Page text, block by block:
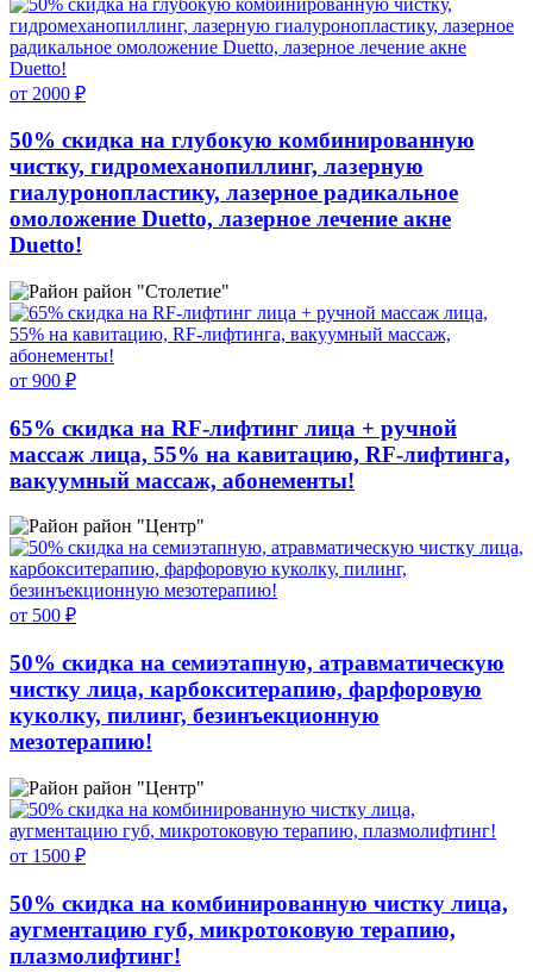
от 2000 ₽
50% скидка на глубокую комбинированную
чистку, гидромеханопиллинг, лазерную
гиалуронопластику, лазерное радикальное
омоложение Duetto, лазерное лечение акне
Duetto!
район "Столетие"
от 900 ₽
65% скидка на RF-лифтинг лица + ручной
массаж лица, 55% на кавитацию, RF-лифтинга,
вакуумный массаж, абонементы!
район "Центр"
от 500 ₽
50% скидка на семиэтапную, атравматическую
чистку лица, карбокситерапию, фарфоровую
куколку, пилинг, безинъекционную
мезотерапию!
район "Центр"
от 1500 ₽
50% скидка на комбинированную чистку лица,
аугментацию губ, микротоковую терапию,
плазмолифтинг!